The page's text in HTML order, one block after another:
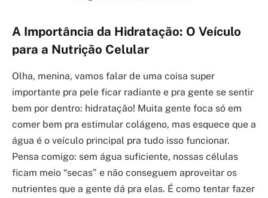
A Importância da Hidratação: O Veículo
para a Nutrição Celular
Olha, menina, vamos falar de uma coisa super
importante pra pele ficar radiante e pra gente se sentir
bem por dentro: hidratação! Muita gente foca só em
comer bem pra estimular colágeno, mas esquece que a
água é o veículo principal pra tudo isso funcionar.
Pensa comigo: sem água suficiente, nossas células
ficam meio “secas” e não conseguem aproveitar os
nutrientes que a gente dá pra elas. É como tentar fazer